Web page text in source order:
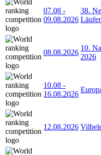
07.08 -
09.08.2026
38.
08.08.2026
10.
2026
10.08 -
16.08.2026
12.08.2026